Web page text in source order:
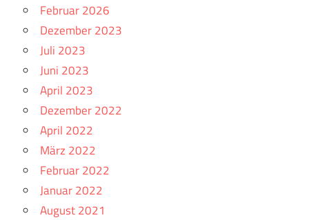
Februar 2026
Dezember 2023
Juli 2023
Juni 2023
April 2023
Dezember 2022
April 2022
März 2022
Februar 2022
Januar 2022
August 2021